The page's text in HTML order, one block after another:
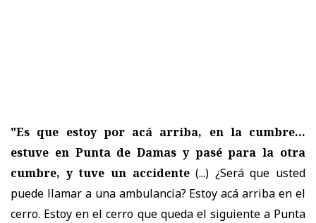
"Es que estoy por acá arriba, en la cumbre...
estuve en Punta de Damas y pasé para la otra
cumbre, y tuve un accidente(...) ¿Será que usted
puede llamar a una ambulancia? Estoy acá arriba en el
cerro. Estoy en el cerro que queda el siguiente a Punta